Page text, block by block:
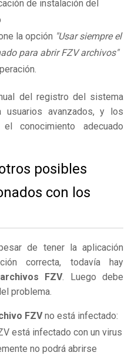
de instalación del
la opción "Usar siempre el
para abrir FZV archivos"
del registro del sistema
usuarios avanzados, y los
conocimiento adecuado
posibles
con los
de tener la aplicación
correcta, todavía hay
FZV. Luego debe
problema.
FZVno está infectado:
está infectado con un virus
no podrá abrirse